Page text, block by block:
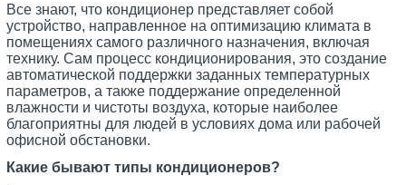
Все знают, что кондиционер представляет собой
устройство, направленное на оптимизацию климата в
помещениях самого различного назначения, включая
технику. Сам процесс кондиционирования, это создание
автоматической поддержки заданных температурных
параметров, а также поддержание определенной
влажности и чистоты воздуха, которые наиболее
благоприятны для людей в условиях дома или рабочей
офисной обстановки.
Какие бывают типы кондиционеров?